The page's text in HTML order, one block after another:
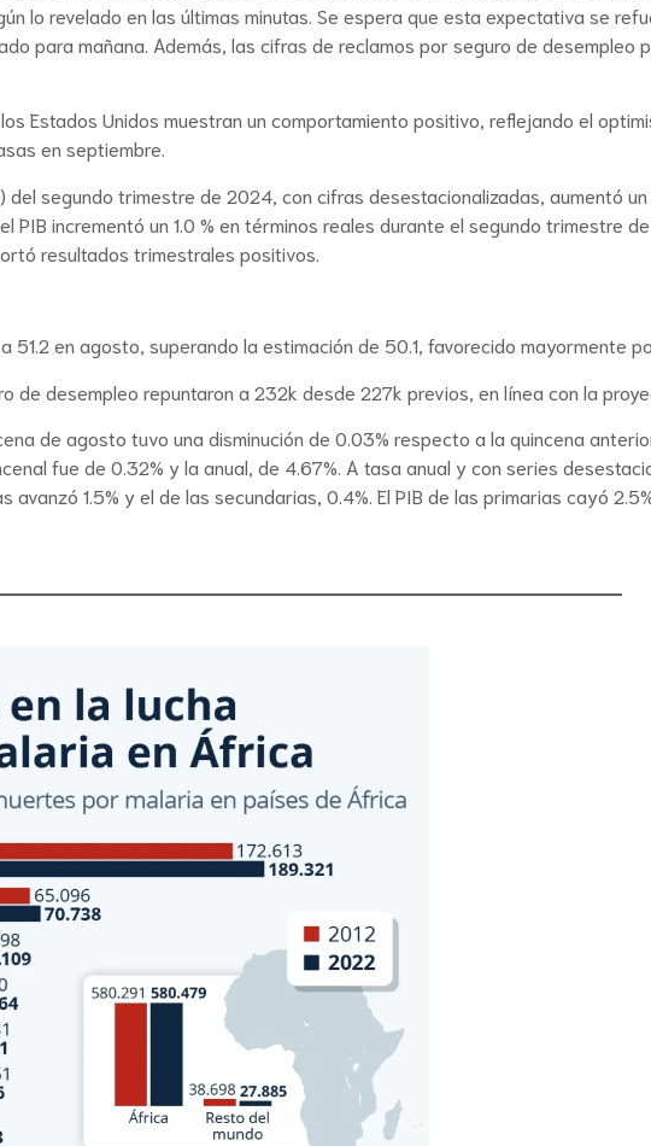
lo revelado en las últimas minutas. Se espera que esta expectativa se
para mañana. Además, las cifras de reclamos por seguro de
Estados Unidos muestran un comportamiento positivo, reflejando el
en septiembre.
del segundo trimestre de 2024, con cifras desestacionalizadas, aumentó
PIB incrementó un 1.0 % en términos reales durante el segundo trimestre
resultados trimestrales positivos.
51.2 en agosto, superando la estimación de 50.1, favorecido mayormente
de desempleo repuntaron a 232k desde 227k previos, en línea con la
de agosto tuvo una disminución de 0.03% respecto a la quincena
fue de 0.32% y la anual, de 4.67%. A tasa anual y con series
1.5% y el de las secundarias, 0.4%. El PIB de las primarias cayó